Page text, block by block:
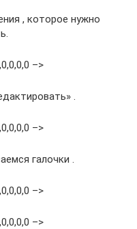
, которое нужно
–>
.
–>
галочки .
–>
–>